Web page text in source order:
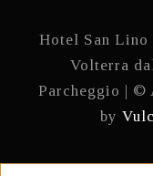
Hotel San
Volterra
Parcheggio | ©
by